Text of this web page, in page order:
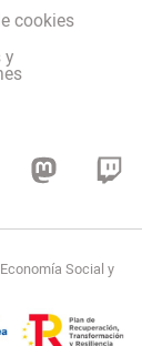
cookies
y
Social y